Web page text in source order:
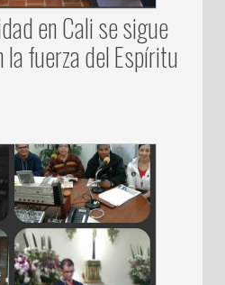
en Cali se sigue
fuerza del Espíritu